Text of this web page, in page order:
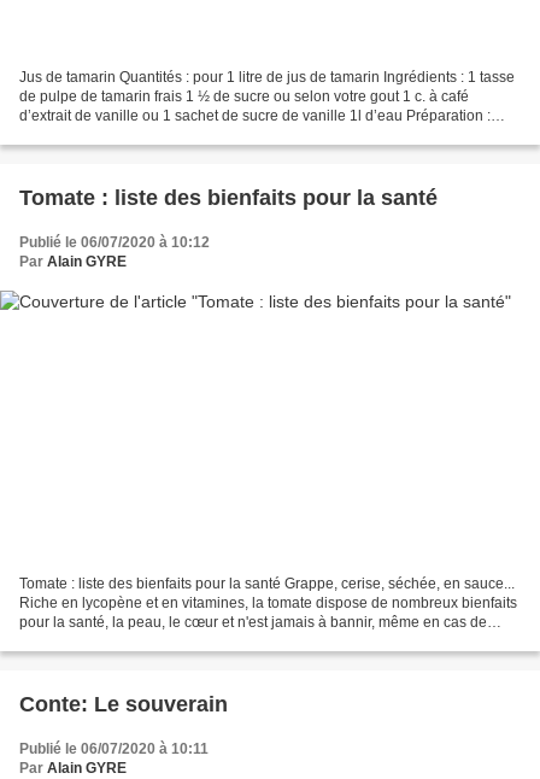
Jus de tamarin Quantités : pour 1 litre de jus de tamarin Ingrédients : 1 tasse
de pulpe de tamarin frais 1 ½ de sucre ou selon votre gout 1 c. à café
d’extrait de vanille ou 1 sachet de sucre de vanille 1l d’eau Préparation :
Tomate : liste des bienfaits pour la santé
Publié le 06/07/2020 à 10:12
Par Alain GYRE
Tomate : liste des bienfaits pour la santé Grappe, cerise, séchée, en sauce...
Riche en lycopène et en vitamines, la tomate dispose de nombreux bienfaits
pour la santé, la peau, le cœur et n'est jamais à bannir, même en cas de
Conte: Le souverain
Publié le 06/07/2020 à 10:11
Par Alain GYRE